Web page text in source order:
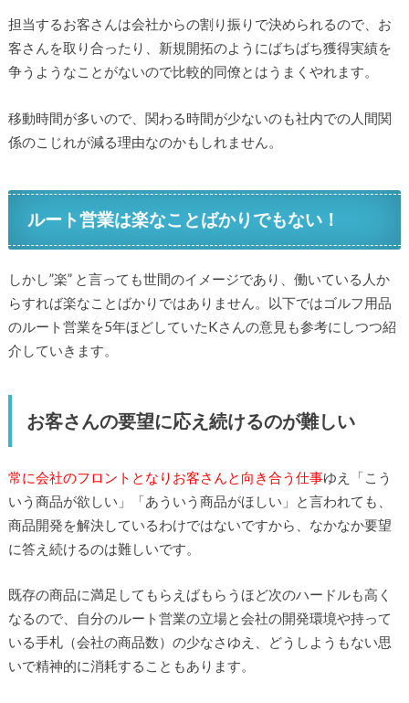
担当するお客さんは会社からの割り振りで決められるので、お
客さんを取り合ったり、新規開拓のようにばちばち獲得実績を
争うようなことがないので比較的同僚とはうまくやれます。
移動時間が多いので、関わる時間が少ないのも社内での人間関
係のこじれが減る理由なのかもしれません。
ルート営業は楽なことばかりでもない！
しかし”楽” と言っても世間のイメージであり、働いている人か
らすれば楽なことばかりではありません。以下ではゴルフ用品
のルート営業を5年ほどしていたKさんの意見も参考にしつつ紹
介していきます。
お客さんの要望に応え続けるのが難しい
常に会社のフロントとなりお客さんと向き合う仕事ゆえ「こう
いう商品が欲しい」「あういう商品がほしい」と言われても、
商品開発を解決しているわけではないですから、なかなか要望
に答え続けるのは難しいです。
既存の商品に満足してもらえばもらうほど次のハードルも高く
なるので、自分のルート営業の立場と会社の開発環境や持って
いる手札（会社の商品数）の少なさゆえ、どうしようもない思
いで精神的に消耗することもあります。